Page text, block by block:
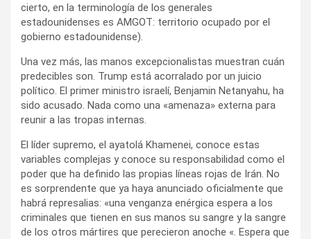
cierto, en la terminología de los generales
estadounidenses es AMGOT: territorio ocupado por el
gobierno estadounidense).
Una vez más, las manos excepcionalistas muestran cuán
predecibles son. Trump está acorralado por un juicio
político. El primer ministro israelí, Benjamin Netanyahu, ha
sido acusado. Nada como una «amenaza» externa para
reunir a las tropas internas.
El líder supremo, el ayatolá Khamenei, conoce estas
variables complejas y conoce su responsabilidad como el
poder que ha definido las propias líneas rojas de Irán. No
es sorprendente que ya haya anunciado oficialmente que
habrá represalias: «una venganza enérgica espera a los
criminales que tienen en sus manos su sangre y la sangre
de los otros mártires que perecieron anoche «. Espera que